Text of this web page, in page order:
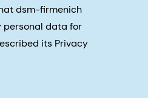
dsm-firmenich
personal data for
its Privacy